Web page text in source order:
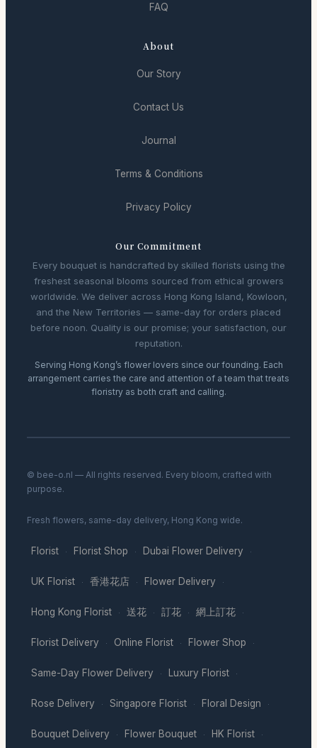
FAQ
About
Our Story
Contact Us
Journal
Terms & Conditions
Privacy Policy
Our Commitment
Every bouquet is handcrafted by skilled florists using the
freshest seasonal blooms sourced from ethical growers
worldwide. We deliver across Hong Kong Island, Kowloon,
and the New Territories — same-day for orders placed
before noon. Quality is our promise; your satisfaction, our
reputation.
Serving Hong Kong’s flower lovers since our founding. Each
arrangement carries the care and attention of a team that treats
floristry as both craft and calling.
© bee-o.nl — All rights reserved. Every bloom, crafted with
purpose.
Fresh flowers, same-day delivery, Hong Kong wide.
Florist · Florist Shop · Dubai Flower Delivery ·
UK Florist · 香港花店 · Flower Delivery ·
Hong Kong Florist · 送花 · 訂花 · 網上訂花 ·
Florist Delivery · Online Florist · Flower Shop ·
Same-Day Flower Delivery · Luxury Florist ·
Rose Delivery · Singapore Florist · Floral Design ·
Bouquet Delivery · Flower Bouquet · HK Florist ·